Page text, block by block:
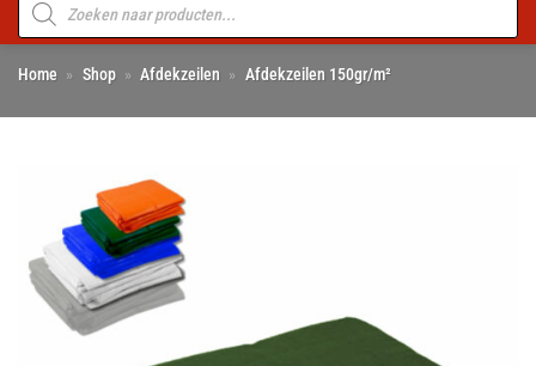
zoeken
Home » Shop » Afdekzeilen » Afdekzeilen 150gr/m²